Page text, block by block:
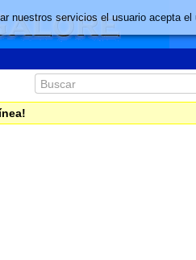
nuestros servicios el usuario acepta